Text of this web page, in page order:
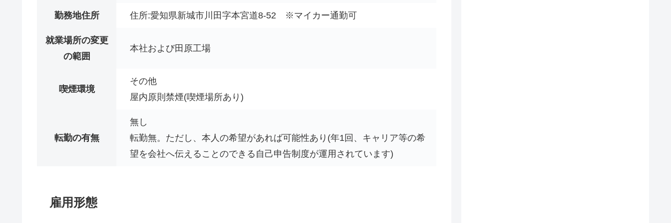
勤務地住所 住所:愛知県新城市川田字本宮道8-52 ※マイカー通勤可
就業場所の変更
の範囲
本社および田原工場
喫煙環境
その他
屋内原則禁煙(喫煙場所あり)
転勤の有無
無し
転勤無。ただし、本人の希望があれば可能性あり(年1回、キャリア等の希
望を会社へ伝えることのできる自己申告制度が運用されています)
雇用形態